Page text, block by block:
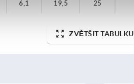
6,1 19,5 25
ZVĚTŠIT TABULKU